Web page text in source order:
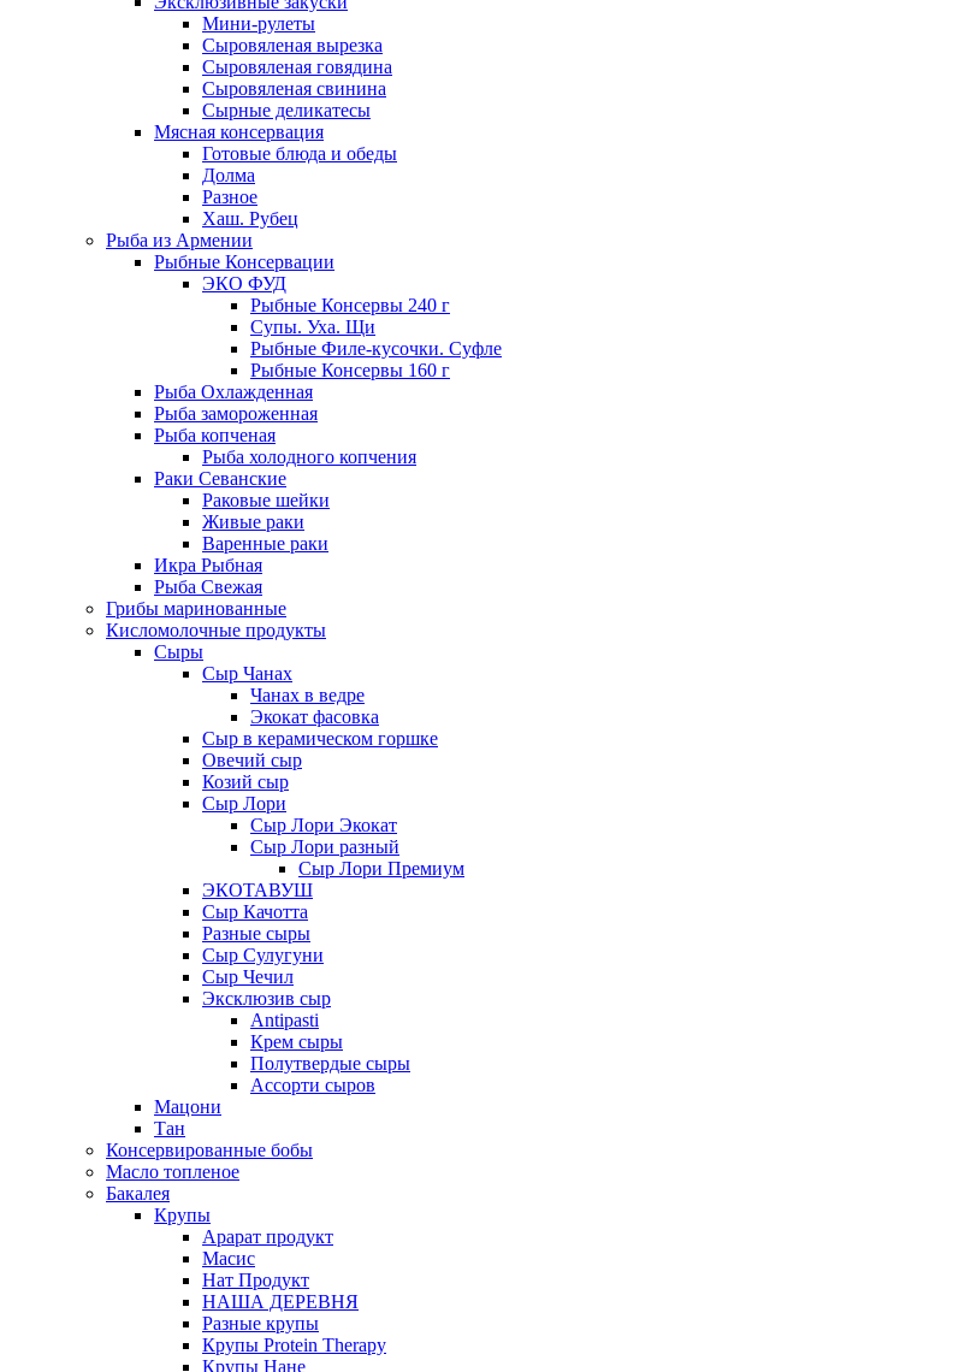
Мини-рулеты
Сыровяленая вырезка
Сыровяленая говядина
Сыровяленая свинина
Сырные деликатесы
Мясная консервация
Готовые блюда и обеды
Долма
Разное
Хаш. Рубец
Рыба из Армении
Рыбные Консервации
ЭКО ФУД
Рыбные Консервы 240 г
Супы. Уха. Щи
Рыбные Филе-кусочки. Суфле
Рыбные Консервы 160 г
Рыба Охлажденная
Рыба замороженная
Рыба копченая
Рыба холодного копчения
Раки Севанские
Раковые шейки
Живые раки
Варенные раки
Икра Рыбная
Рыба Свежая
Грибы маринованные
Кисломолочные продукты
Сыры
Сыр Чанах
Чанах в ведре
Экокат фасовка
Сыр в керамическом горшке
Овечий сыр
Козий сыр
Сыр Лори
Сыр Лори Экокат
Сыр Лори разный
Сыр Лори Премиум
ЭКОТАВУШ
Сыр Качотта
Разные сыры
Сыр Сулугуни
Сыр Чечил
Эксклюзив сыр
Antipasti
Крем сыры
Полутвердые сыры
Ассорти сыров
Мацони
Тан
Консервированные бобы
Масло топленое
Бакалея
Крупы
Арарат продукт
Масис
Нат Продукт
НАША ДЕРЕВНЯ
Разные крупы
Крупы Protein Therapy
Крупы Нане